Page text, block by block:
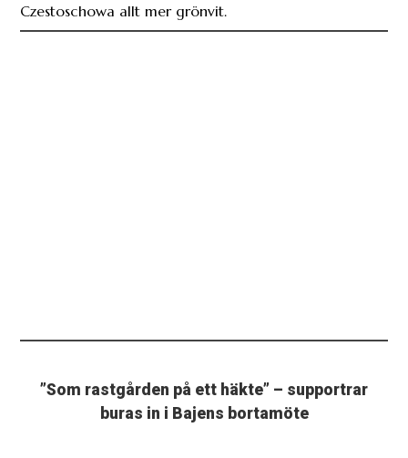
Czestoschowa allt mer grönvit.
”Som rastgården på ett häkte” – supportrar
buras in i Bajens bortamöte